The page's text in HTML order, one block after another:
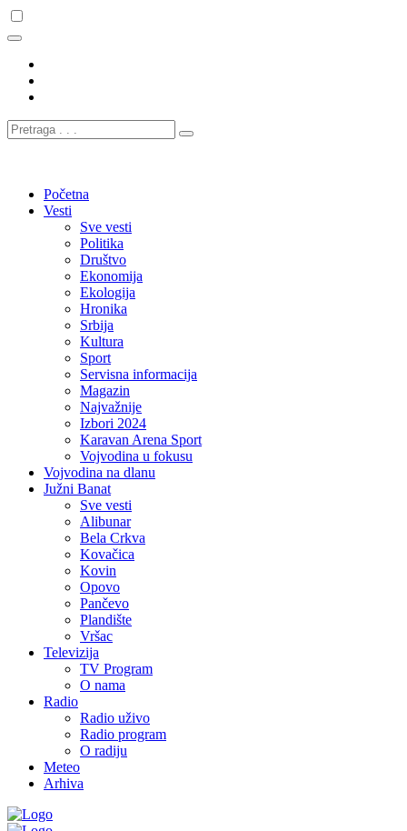
Početna
Vesti
Sve vesti
Politika
Društvo
Ekonomija
Ekologija
Hronika
Srbija
Kultura
Sport
Servisna informacija
Magazin
Najvažnije
Izbori 2024
Karavan Arena Sport
Vojvodina u fokusu
Vojvodina na dlanu
Južni Banat
Sve vesti
Alibunar
Bela Crkva
Kovačica
Kovin
Opovo
Pančevo
Plandište
Vršac
Televizija
TV Program
O nama
Radio
Radio uživo
Radio program
O radiju
Meteo
Arhiva